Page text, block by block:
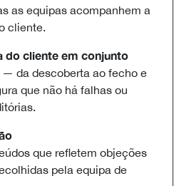
as equipas acompanhem a
cliente.
do cliente em conjunto
— da descoberta ao fecho e
que não há falhas ou
que refletem objeções
pela equipa de